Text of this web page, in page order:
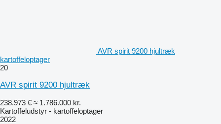
AVR spirit 9200 hjultræk
kartoffeloptager
20
AVR spirit 9200 hjultræk
238.973 € ≈ 1.786.000 kr.
Kartoffeludstyr - kartoffeloptager
2022